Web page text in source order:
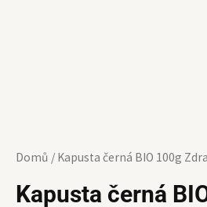
Domů / Kapusta černá BIO 100g
Kapusta černá